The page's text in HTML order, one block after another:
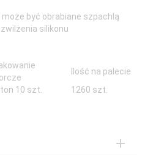
być obrabiane szpachlą
silikonu
Ilość na palecie
10 szt. 1260 szt.